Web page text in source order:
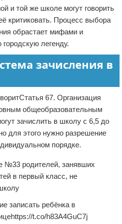
и той же школе могут говорить
критиковать. Процесс выбора
обрастает мифами и
легенду.
зачисления в
67. Организация
общеобразовательным
зачислить в школу с 6,5 до
для этого нужно разрешение
порядке.
№33 родителей, занявших
в первый класс, не
записать ребёнка в
t.co/h83A4GuC7j